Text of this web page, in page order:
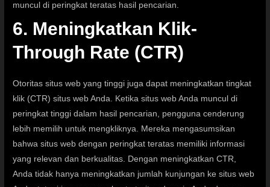
muncul di peringkat teratas hasil pencarian.
6. Meningkatkan Klik-
Through Rate (CTR)
Otoritas situs web yang tinggi juga dapat meningkatkan tingkat
klik (CTR) situs web Anda. Ketika situs web Anda muncul di
peringkat tinggi dalam hasil pencarian, pengguna cenderung
lebih memilih untuk mengkliknya. Mereka mengasumsikan
bahwa situs web dengan peringkat teratas memiliki informasi
yang relevan dan berkualitas. Dengan meningkatkan CTR,
Anda tidak hanya meningkatkan jumlah kunjungan ke situs web